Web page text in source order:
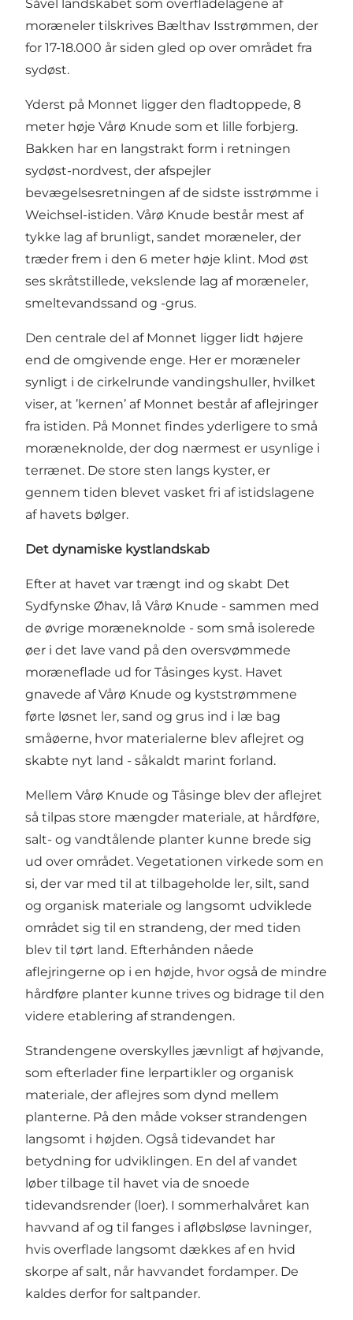
Såvel landskabet som overfladelagene af
moræneler tilskrives Bælthav Isstrømmen, der
for 17-18.000 år siden gled op over området fra
sydøst.
Yderst på Monnet ligger den fladtoppede, 8
meter høje Vårø Knude som et lille forbjerg.
Bakken har en langstrakt form i retningen
sydøst-nordvest, der afspejler
bevægelsesretningen af de sidste isstrømme i
Weichsel-istiden. Vårø Knude består mest af
tykke lag af brunligt, sandet moræneler, der
træder frem i den 6 meter høje klint. Mod øst
ses skråtstillede, vekslende lag af moræneler,
smeltevandssand og -grus.
Den centrale del af Monnet ligger lidt højere
end de omgivende enge. Her er moræneler
synligt i de cirkelrunde vandingshuller, hvilket
viser, at ’kernen’ af Monnet består af aflejringer
fra istiden. På Monnet findes yderligere to små
moræneknolde, der dog nærmest er usynlige i
terrænet. De store sten langs kyster, er
gennem tiden blevet vasket fri af istidslagene
af havets bølger.
Det dynamiske kystlandskab
Efter at havet var trængt ind og skabt Det
Sydfynske Øhav, lå Vårø Knude - sammen med
de øvrige moræneknolde - som små isolerede
øer i det lave vand på den oversvømmede
moræneflade ud for Tåsinges kyst. Havet
gnavede af Vårø Knude og kyststrømmene
førte løsnet ler, sand og grus ind i læ bag
småøerne, hvor materialerne blev aflejret og
skabte nyt land - såkaldt marint forland.
Mellem Vårø Knude og Tåsinge blev der aflejret
så tilpas store mængder materiale, at hårdføre,
salt- og vandtålende planter kunne brede sig
ud over området. Vegetationen virkede som en
si, der var med til at tilbageholde ler, silt, sand
og organisk materiale og langsomt udviklede
området sig til en strandeng, der med tiden
blev til tørt land. Efterhånden nåede
aflejringerne op i en højde, hvor også de mindre
hårdføre planter kunne trives og bidrage til den
videre etablering af strandengen.
Strandengene overskylles jævnligt af højvande,
som efterlader fine lerpartikler og organisk
materiale, der aflejres som dynd mellem
planterne. På den måde vokser strandengen
langsomt i højden. Også tidevandet har
betydning for udviklingen. En del af vandet
løber tilbage til havet via de snoede
tidevandsrender (loer). I sommerhalvåret kan
havvand af og til fanges i afløbsløse lavninger,
hvis overflade langsomt dækkes af en hvid
skorpe af salt, når havvandet fordamper. De
kaldes derfor for saltpander.